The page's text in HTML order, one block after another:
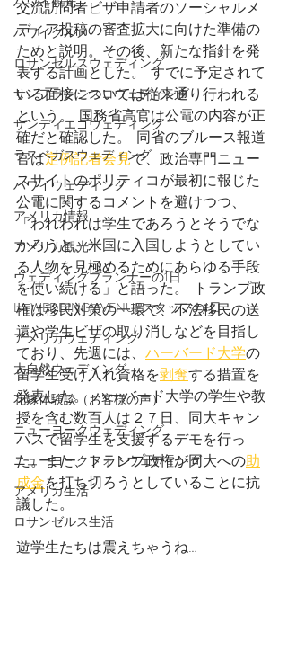
ハワイグルメ
ロサンゼルスウェディング
サンフランシスコウェディング
サンディエゴウェディング
ラスベガスウェディング
ハワイウェディング
アメリカ情報
アメリカ観光
ウェディングプランナーの1日
LA WEDDING AVENUEスタッフの1日
アメリカウェディング
大自然ウェディング
花嫁体験談（お客様の声）
ニューヨークウェディング
ニューヨークフォトウェディング
アメリカ生活
ロサンゼルス生活
交流訪問者ビザ申請者のソーシャルメ
ディア投稿の審査拡大に向けた準備の
ためと説明。その後、新たな指針を発
表する計画とした。  すでに予定されて
いる面接については従来通り行われる
という。  国務省高官は公電の内容が正
確だと確認した。  同省のブルース報道
官は定例記者会見で、政治専門ニュー
スサイトのポリティコが最初に報じた
公電に関するコメントを避けつつ、
「われわれは学生であろうとそうでな
かろうと、米国に入国しようとしてい
る人物を見極めるためにあらゆる手段
を使い続ける」と語った。  トランプ政
権は移民対策の一環で、不法移民の送
還や学生ビザの取り消しなどを目指し
ており、先週には、 ハーバード大学の
留学生受け入れ資格を剥奪する措置を
発表した。  ハーバード大学の学生や教
授を含む数百人は２７日、同大キャン
パスで留学生を支援するデモを行っ
た。また、トランプ政権が同大への助
成金を打ち切ろうとしていることに抗
議した。
遊学生たちは震えちゃうね…